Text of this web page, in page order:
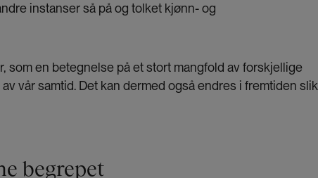
instanser så på og tolket kjønn- og
som en betegnelse på et stort mangfold av forskjellige
vår samtid. Det kan dermed også endres i fremtiden slik
begrepet